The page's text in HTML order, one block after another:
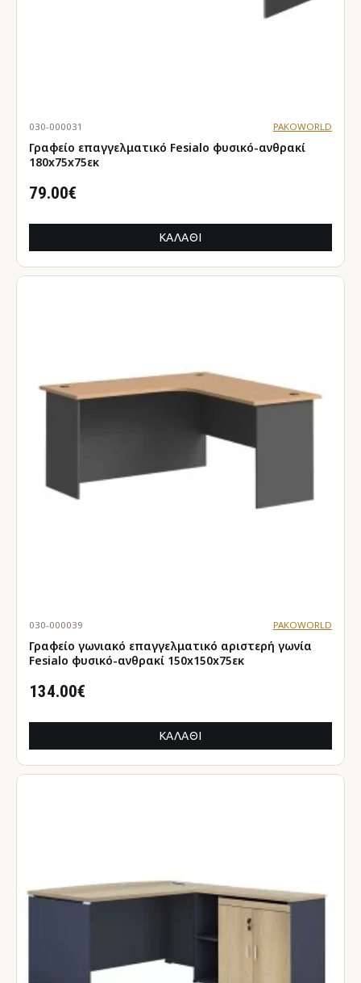
030-000031 PAKOWORLD
Γραφείο επαγγελματικό Fesialo φυσικό-ανθρακί
180x75x75εκ
79.00€
ΚΑΛΆΘΙ
030-000039 PAKOWORLD
Γραφείο γωνιακό επαγγελματικό αριστερή γωνία
Fesialo φυσικό-ανθρακί 150x150x75εκ
134.00€
ΚΑΛΆΘΙ